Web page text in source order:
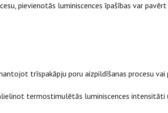
pievienotās luminiscences īpašības var
trīspakāpju poru aizpildīšanas procesu
termostimulētās luminiscences intensitāti